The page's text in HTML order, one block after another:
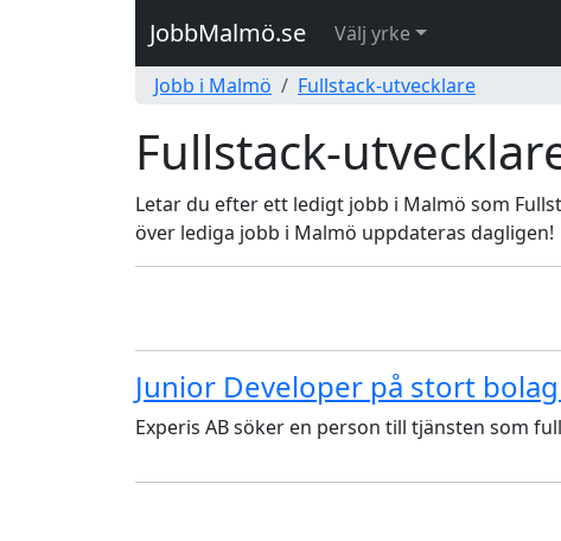
JobbMalmö.se
Välj yrke
Jobb i Malmö
Fullstack-utvecklare
Fullstack-
Letar du efter ett ledigt jobb i Malmö som
över lediga jobb i Malmö uppdateras dagligen!
Junior Developer på stort
Experis AB söker en person till tjänsten som